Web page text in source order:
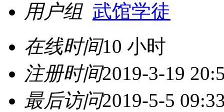
用户组 武馆学徒
在线时间10 小时
注册时间2019-3-19
最后访问2019-5-5